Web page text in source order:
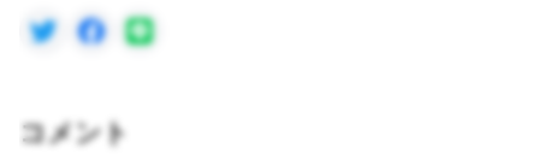
コメント